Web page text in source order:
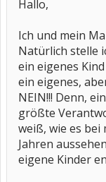
Hallo,
Ich und mein
Natürlich stelle
ein eigenes
ein eigenes,
NEIN!!! Denn,
größte
weiß, wie es bei
Jahren
eigene Kinder